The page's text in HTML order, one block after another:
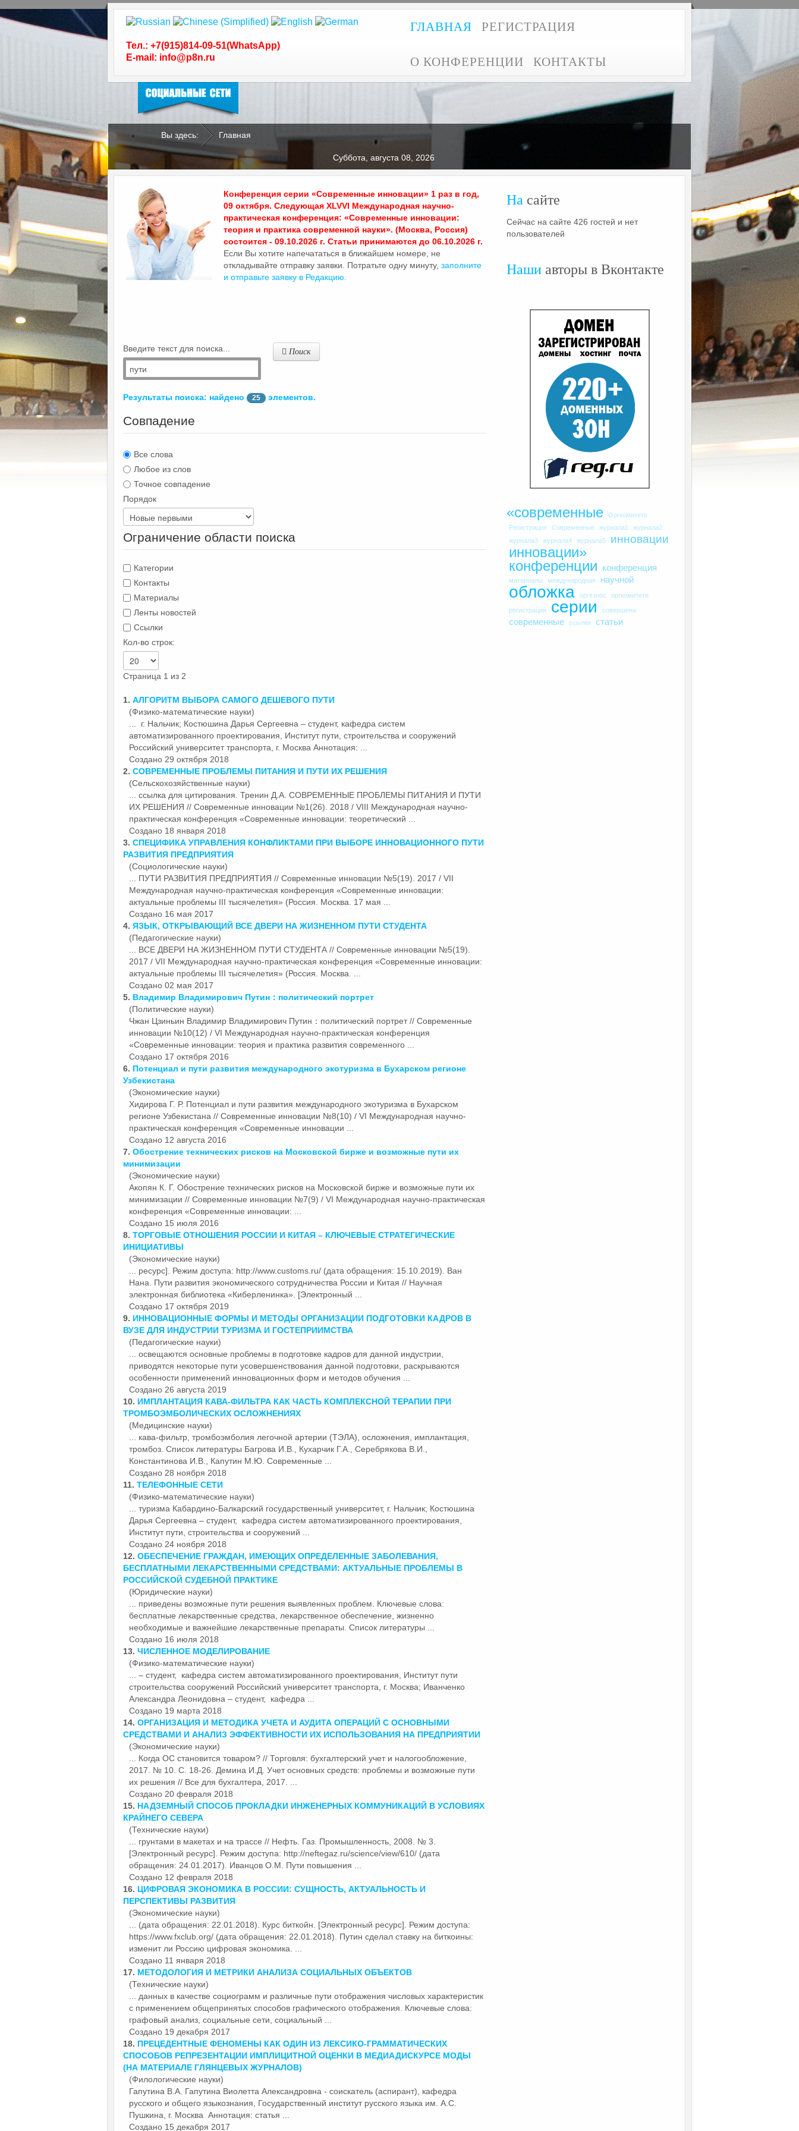
Тел.: +7(915)814-09-51(WhatsApp)
E-mail: info@p8n.ru
ГЛАВНАЯ РЕГИСТРАЦИЯ
О КОНФЕРЕНЦИИ КОНТАКТЫ
Следуйте за нами в
.
Вы здесь: Главная
Суббота, августа 08, 2026
Конференция серии «Современные инновации» 1 раз в год,
09 октября. Следующая XLVVI Международная научно-
практическая конференция: «Современные инновации:
теория и практика современной науки». (Москва, Россия)
состоится - 09.10.2026 г. Статьи принимаются до 06.10.2026 г.
Если Вы хотите напечататься в ближайшем номере, не
откладывайте отправку заявки. Потратьте одну минуту, заполните
и отправьте заявку в Редакцию.
Введите текст для поиска... Поиск
Результаты поиска: найдено 25 элементов.
Совпадение
Все слова
Любое из слов
Точное совпадение
Порядок
Ограничение области поиска
Категории
Контакты
Материалы
Ленты новостей
Ссылки
Кол-во строк:
Страница 1 из 2
1. АЛГОРИТМ ВЫБОРА САМОГО ДЕШЕВОГО ПУТИ
(Физико-математические науки)
... г. Нальчик; Костюшина Дарья Сергеевна – студент, кафедра систем
автоматизированного проектирования, Институт пути , строительства и сооружений
Российский университет транспорта, г. Москва Аннотация: ...
Создано 29 октября 2018
2. СОВРЕМЕННЫЕ ПРОБЛЕМЫ ПИТАНИЯ И ПУТИ ИХ РЕШЕНИЯ
(Сельскохозяйственные науки)
... ссылка для цитирования. Тренин Д.А. СОВРЕМЕННЫЕ ПРОБЛЕМЫ ПИТАНИЯ И ПУТИ
ИХ РЕШЕНИЯ // Современные инновации №1(26). 2018 / VIII Международная научно-
практическая конференция «Современные инновации: теоретический ...
Создано 18 января 2018
3. СПЕЦИФИКА УПРАВЛЕНИЯ КОНФЛИКТАМИ ПРИ ВЫБОРЕ ИННОВАЦИОННОГО ПУТИ
РАЗВИТИЯ ПРЕДПРИЯТИЯ
(Социологические науки)
ПУТИ РАЗВИТИЯ ПРЕДПРИЯТИЯ // Современные инновации №5(19). 2017 / VII
Международная научно-практическая конференция «Современные инновации:
актуальные проблемы III тысячелетия» (Россия. Москва. 17 мая ...
Создано 16 мая 2017
4. ЯЗЫК, ОТКРЫВАЮЩИЙ ВСЕ ДВЕРИ НА ЖИЗНЕННОМ ПУТИ СТУДЕНТА
(Педагогические науки)
... ВСЕ ДВЕРИ НА ЖИЗНЕННОМ ПУТИ СТУДЕНТА // Современные инновации №5(19).
2017 / VII Международная научно-практическая конференция «Современные инновации:
актуальные проблемы III тысячелетия» (Россия. Москва. ...
Создано 02 мая 2017
5. Владимир Владимирович Путин：политический портрет
(Политические науки)
Чжан Цзиньин Владимир Владимирович Путин：политический портрет // Современные
инновации №10(12) / VI Международная научно-практическая конференция
«Современные инновации: теория и практика развития современного ...
Создано 17 октября 2016
6. Потенциал и пути развития международного экотуризма в Бухарском регионе
Узбекистана
(Экономические науки)
Хидирова Г. Р. Потенциал и пути развития международного экотуризма в Бухарском
регионе Узбекистана // Современные инновации №8(10) / VI Международная научно-
практическая конференция «Современные инновации ...
Создано 12 августа 2016
7. Обострение технических рисков на Московской бирже и возможные пути их
минимизации
(Экономические науки)
Акопян К. Г. Обострение технических рисков на Московской бирже и возможные пути их
минимизации // Современные инновации №7(9) / VI Международная научно-практическая
конференция «Современные инновации: ...
Создано 15 июля 2016
8. ТОРГОВЫЕ ОТНОШЕНИЯ РОССИИ И КИТАЯ – КЛЮЧЕВЫЕ СТРАТЕГИЧЕСКИЕ
ИНИЦИАТИВЫ
(Экономические науки)
... ресурс]. Режим доступа: http://www.customs.ru/ (дата обращения: 15.10.2019). Ван
Нана. Пути развития экономического сотрудничества России и Китая // Научная
электронная библиотека «Киберленинка». [Электронный ...
Создано 17 октября 2019
9. ИННОВАЦИОННЫЕ ФОРМЫ И МЕТОДЫ ОРГАНИЗАЦИИ ПОДГОТОВКИ КАДРОВ В
ВУЗЕ ДЛЯ ИНДУСТРИИ ТУРИЗМА И ГОСТЕПРИИМСТВА
(Педагогические науки)
... освещаются основные проблемы в подготовке кадров для данной индустрии,
приводятся некоторые пути усовершенствования данной подготовки, раскрываются
особенности применений инновационных форм и методов обучения ...
Создано 26 августа 2019
10. ИМПЛАНТАЦИЯ КАВА-ФИЛЬТРА КАК ЧАСТЬ КОМПЛЕКСНОЙ ТЕРАПИИ ПРИ
ТРОМБОЭМБОЛИЧЕСКИХ ОСЛОЖНЕНИЯХ
(Медицинские науки)
... кава-фильтр, тромбоэмболия легочной артерии (ТЭЛА), осложнения, имплантация,
тромбоз. Список литературы Багрова И.В., Кухарчик Г.А., Серебрякова В.И.,
Константинова И.В., Капутин М.Ю. Современные ...
Создано 28 ноября 2018
11. ТЕЛЕФОННЫЕ СЕТИ
(Физико-математические науки)
... туризма Кабардино-Балкарский государственный университет, г. Нальчик; Костюшина
Дарья Сергеевна – студент, кафедра систем автоматизированного проектирования,
Институт пути , строительства и сооружений ...
Создано 24 ноября 2018
12. ОБЕСПЕЧЕНИЕ ГРАЖДАН, ИМЕЮЩИХ ОПРЕДЕЛЕННЫЕ ЗАБОЛЕВАНИЯ,
БЕСПЛАТНЫМИ ЛЕКАРСТВЕННЫМИ СРЕДСТВАМИ: АКТУАЛЬНЫЕ ПРОБЛЕМЫ В
РОССИЙСКОЙ СУДЕБНОЙ ПРАКТИКЕ
(Юридические науки)
... приведены возможные пути решения выявленных проблем. Ключевые слова:
бесплатные лекарственные средства, лекарственное обеспечение, жизненно
необходимые и важнейшие лекарственные препараты. Список литературы ...
Создано 16 июля 2018
13. ЧИСЛЕННОЕ МОДЕЛИРОВАНИЕ
(Физико-математические науки)
... – студент, кафедра систем автоматизированного проектирования, Институт пути
строительства сооружений Российский университет транспорта, г. Москва; Иванченко
Александра Леонидовна – студент, кафедра ...
Создано 19 марта 2018
14. ОРГАНИЗАЦИЯ И МЕТОДИКА УЧЕТА И АУДИТА ОПЕРАЦИЙ С ОСНОВНЫМИ
СРЕДСТВАМИ И АНАЛИЗ ЭФФЕКТИВНОСТИ ИХ ИСПОЛЬЗОВАНИЯ НА ПРЕДПРИЯТИИ
(Экономические науки)
... Когда ОС становится товаром? // Торговля: бухгалтерский учет и налогообложение,
2017. № 10. С. 18-26. Демина И.Д. Учет основных средств: проблемы и возможные пути
их решения // Все для бухгалтера, 2017. ...
Создано 20 февраля 2018
15. НАДЗЕМНЫЙ СПОСОБ ПРОКЛАДКИ ИНЖЕНЕРНЫХ КОММУНИКАЦИЙ В УСЛОВИЯХ
КРАЙНЕГО СЕВЕРА
(Технические науки)
... грунтами в макетах и на трассе // Нефть. Газ. Промышленность, 2008. № 3.
[Электронный ресурс]. Режим доступа: http://neftegaz.ru/science/view/610/ (дата
обращения: 24.01.2017). Иванцов О.М. Пути повышения ...
Создано 12 февраля 2018
16. ЦИФРОВАЯ ЭКОНОМИКА В РОССИИ: СУЩНОСТЬ, АКТУАЛЬНОСТЬ И
ПЕРСПЕКТИВЫ РАЗВИТИЯ
(Экономические науки)
... (дата обращения: 22.01.2018). Курс биткойн. [Электронный ресурс]. Режим доступа:
https://www.fxclub.org/ (дата обращения: 22.01.2018). Путин сделал ставку на биткоины:
изменит ли Россию цифровая экономика. ...
Создано 11 января 2018
17. МЕТОДОЛОГИЯ И МЕТРИКИ АНАЛИЗА СОЦИАЛЬНЫХ ОБЪЕКТОВ
(Технические науки)
... данных в качестве социограмм и различные пути отображения числовых характеристик
с применением общепринятых способов графического отображения. Ключевые слова:
графовый анализ, социальные сети, социальный ...
Создано 19 декабря 2017
18. ПРЕЦЕДЕНТНЫЕ ФЕНОМЕНЫ КАК ОДИН ИЗ ЛЕКСИКО-ГРАММАТИЧЕСКИХ
СПОСОБОВ РЕПРЕЗЕНТАЦИИ ИМПЛИЦИТНОЙ ОЦЕНКИ В МЕДИАДИСКУРСЕ МОДЫ
(НА МАТЕРИАЛЕ ГЛЯНЦЕВЫХ ЖУРНАЛОВ)
(Филологические науки)
Гапутина В.А. Гапутина Виолетта Александровна - соискатель (аспирант), кафедра
русского и общего языкознания, Государственный институт русского языка им. А.С.
Пушкина, г. Москва Аннотация: статья ...
Создано 15 декабря 2017
На сайте
Сейчас на сайте 426 гостей и нет
пользователей
Наши авторы в Вконтакте
«современные
Оргкомитете
Регистрация
Современные журнала1
журнала2
журнала3
журнала4 журнала5 инновации
инновации»
конференции
конференция
материалы международная научной
обложка оргвзнос оргкомитете
регистрация серии совершена
современные ссылки статьи